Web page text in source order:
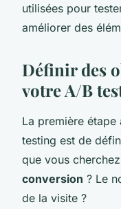
utilisées pour
améliorer des
Définir des
votre A/B
La première étape
testing est de
que vous
conversion ? Le
de la visite ?